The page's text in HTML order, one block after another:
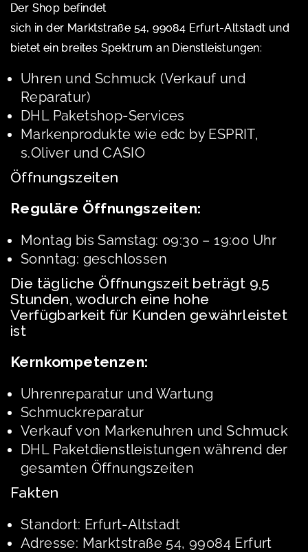
Der Shop befindet
sich in der Marktstraße 54, 99084 Erfurt-Altstadt und
bietet ein breites Spektrum an Dienstleistungen:
Uhren und Schmuck (Verkauf und
Reparatur)
DHL Paketshop-Services
Markenprodukte wie edc by ESPRIT,
s.Oliver und CASIO
Öffnungszeiten
Reguläre Öffnungszeiten:
Montag bis Samstag: 09:30 – 19:00 Uhr
Sonntag: geschlossen
Die tägliche Öffnungszeit beträgt 9,5
Stunden, wodurch eine hohe
Verfügbarkeit für Kunden gewährleistet
ist
Kernkompetenzen:
Uhrenreparatur und Wartung
Schmuckreparatur
Verkauf von Markenuhren und Schmuck
DHL Paketdienstleistungen während der
gesamten Öffnungszeiten
Fakten
Standort: Erfurt-Altstadt
Adresse: Marktstraße 54, 99084 Erfurt